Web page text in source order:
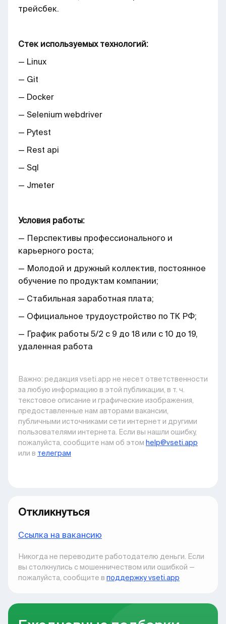
трейсбек.
Стек используемых технологий:
— Linux
— Git
— Docker
— Selenium webdriver
— Pytest
— Rest api
— Sql
— Jmeter
Условия работы:
— Перспективы профессионального и
карьерного роста;
— Молодой и дружный коллектив, постоянное
обучение по продуктам компании;
— Стабильная заработная плата;
— Официальное трудоустройство по ТК РФ;
— График работы 5/2 с 9 до 18 или с 10 до 19,
удаленная работа
Важно: pедакция vseti.app не несет ответственности
за любую информацию в этой публикации, в т. ч.
текстовое описание и графические изображения,
предоставленные нам авторами вакансии,
публичными источниками сети интернет и другими
пользователями интернета. Если вы нашли ошибку,
пожалуйста, сообщите нам об этом help@vseti.app
или в телеграм
Откликнуться
Ccылка на вакансию
Никогда не переводите работодателю деньги. Если
вы столкнулись с мошенничеством или ошибкой —
пожалуйста, сообщите в поддержку vseti.app